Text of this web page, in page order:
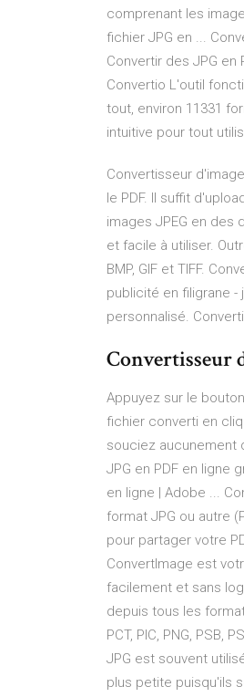
comprenant les
fichier JPG en ...
Convertir des JPG
Convertio L'outil
tout, environ 11331
intuitive pour tout
Convertisseur
le PDF. Il suffit
images JPEG en des
et facile à utiliser.
BMP, GIF et TIFF.
publicité en filigrane -
personnalisé.
Convertisseur
Appuyez sur le
fichier converti en
souciez aucunement
JPG en PDF en ligne
en ligne | Adobe ...
format JPG ou autre
pour partager votre
ConvertImage est
facilement et sans
depuis tous les formats
PCT, PIC, PNG, PSB,
JPG est souvent
plus petite puisqu'ils